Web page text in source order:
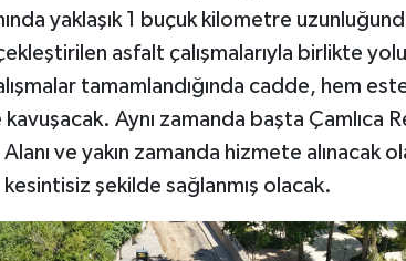
yaklaşık 1 buçuk kilometre
asfalt çalışmalarıyla birlikte
tamamlandığında cadde, hem
kavuşacak. Aynı zamanda başta Çamlıca
ve yakın zamanda hizmete alınacak
kesintisiz şekilde sağlanmış olacak.